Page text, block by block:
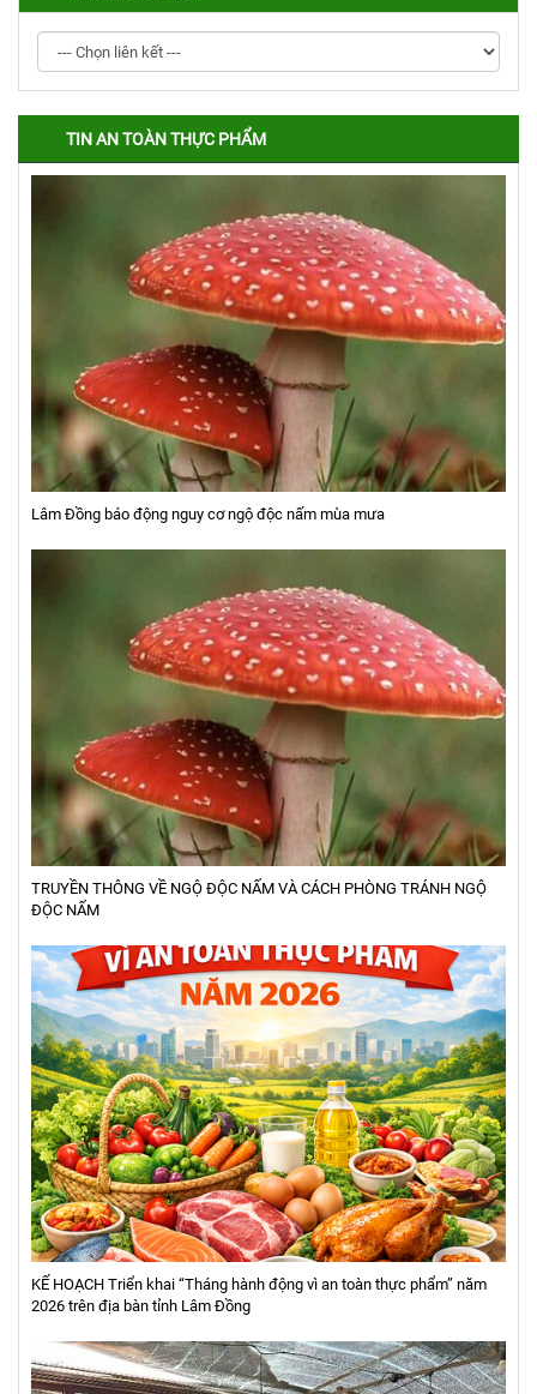
TIN AN TOÀN THỰC PHẨM
Lâm Đồng báo động nguy cơ ngộ độc nấm mùa mưa
TRUYỀN THÔNG VỀ NGỘ ĐỘC NẤM VÀ CÁCH PHÒNG TRÁNH NGỘ
ĐỘC NẤM
KẾ HOẠCH Triển khai “Tháng hành động vì an toàn thực phẩm” năm
2026 trên địa bàn tỉnh Lâm Đồng